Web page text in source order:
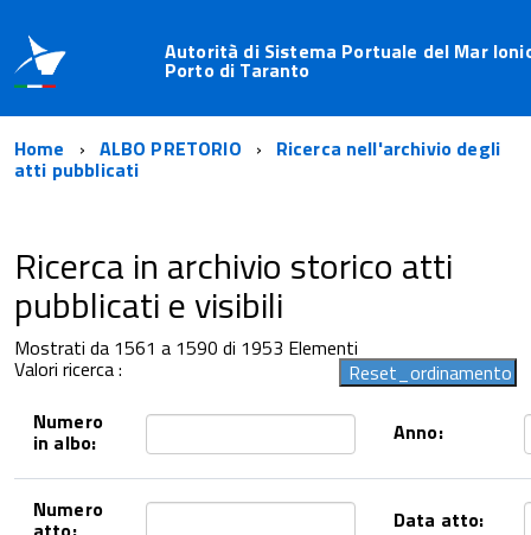
Autorità di Sistema Portuale del Mar
Porto di Taranto
Home ALBO PRETORIO Ricerca nell'archivio degli
atti pubblicati
Ricerca in archivio storico atti
pubblicati e visibili
Mostrati da 1561 a 1590 di 1953 Elementi
Valori ricerca :
Numero
in albo: Anno:
Numero Data atto: